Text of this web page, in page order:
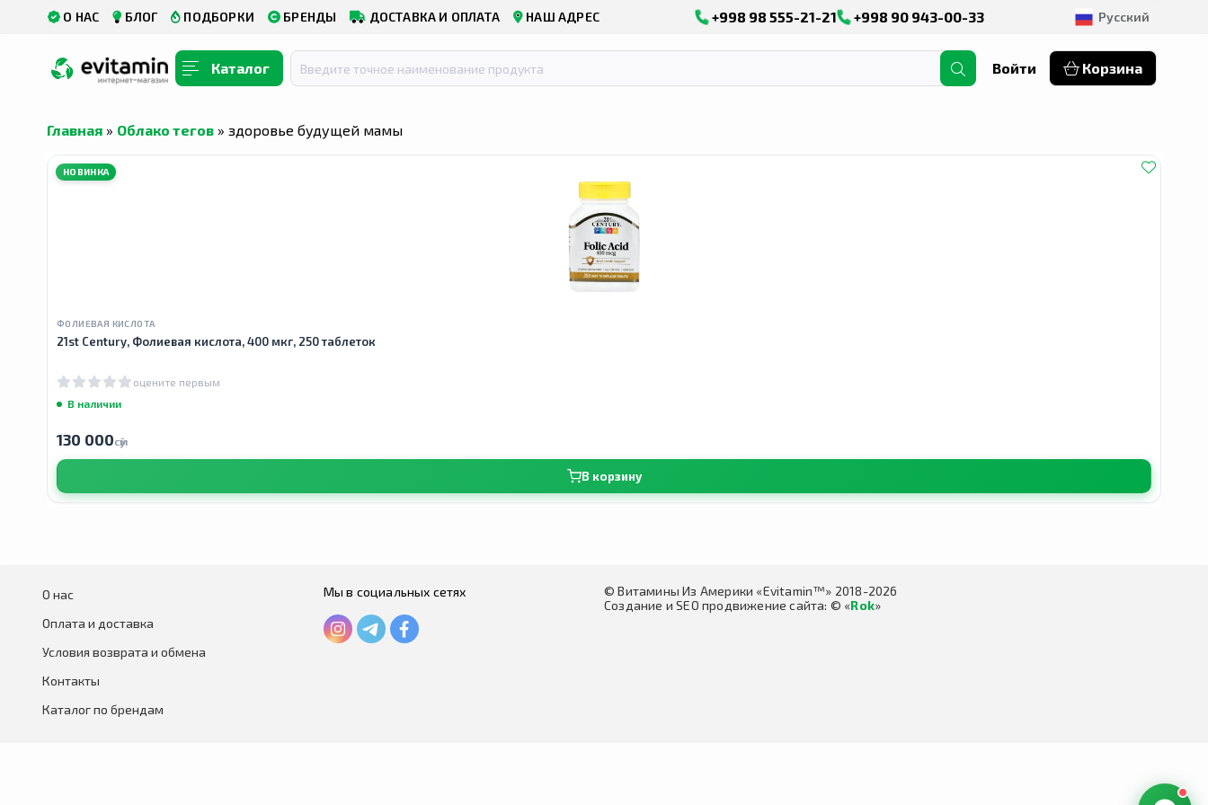
О НАС БЛОГ ПОДБОРКИ БРЕНДЫ ДОСТАВКА И ОПЛАТА НАШ АДРЕС +998 98 555-21-21 +998 90 943-00-33 Русский
Каталог Войти Корзина
Главная » Облако тегов » здоровье будущей мамы
НОВИНКА
ФОЛИЕВАЯ КИСЛОТА
21st Century, Фолиевая кислота, 400 мкг, 250 таблеток
оцените первым
В наличии
130 000сӯм
В корзину
О нас
Оплата и доставка
Условия возврата и обмена
Контакты
Каталог по брендам
Мы в социальных сетях
© Витамины Из Америки «Evitamin™» 2018-2026
Создание и SEO продвижение сайта: © «Rok»